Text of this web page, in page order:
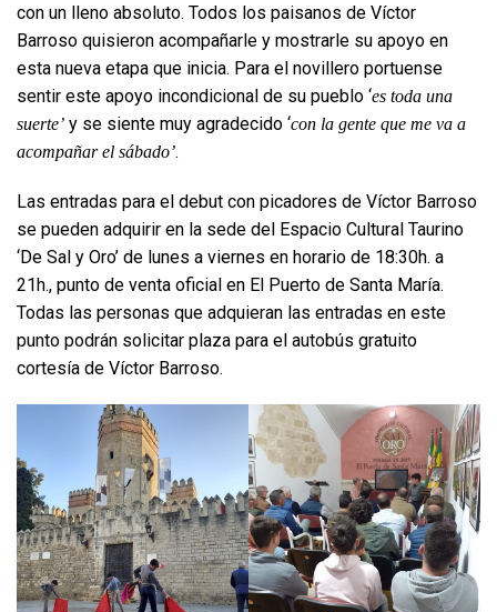
con un lleno absoluto. Todos los paisanos de Víctor
Barroso quisieron acompañarle y mostrarle su apoyo en
esta nueva etapa que inicia. Para el novillero portuense
sentir este apoyo incondicional de su pueblo ‘es toda una
suerte’ y se siente muy agradecido ‘con la gente que me va a
acompañar el sábado’.
Las entradas para el debut con picadores de Víctor Barroso
se pueden adquirir en la sede del Espacio Cultural Taurino
‘De Sal y Oro’ de lunes a viernes en horario de 18:30h. a
21h., punto de venta oficial en El Puerto de Santa María.
Todas las personas que adquieran las entradas en este
punto podrán solicitar plaza para el autobús gratuito
cortesía de Víctor Barroso.